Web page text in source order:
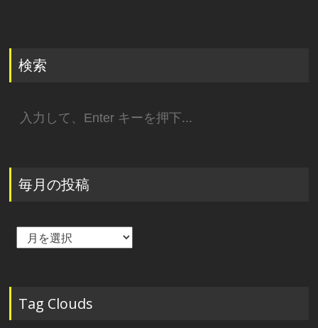
検索
索:
毎月の投稿
毎
稿
Tag Clouds